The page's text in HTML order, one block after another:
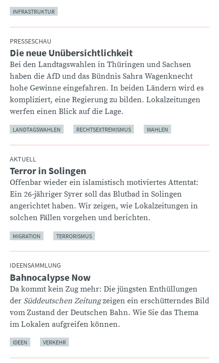
INFRASTRUKTUR
PRESSESCHAU
:Die neue Unübersichtlichkeit
Bei den Landtagswahlen in Thüringen und Sachsen
haben die AfD und das Bündnis Sahra Wagenknecht
hohe Gewinne eingefahren. In beiden Ländern wird es
kompliziert, eine Regierung zu bilden. Lokalzeitungen
werfen einen Blick auf die Lage.
LANDTAGSWAHLEN RECHTSEXTREMISMUS WAHLEN
AKTUELL
:Terror in Solingen
Offenbar wieder ein islamistisch motiviertes Attentat:
Ein 26-jähriger Syrer soll das Blutbad in Solingen
angerichtet haben. Wir zeigen, wie Lokalzeitungen in
solchen Fällen vorgehen und berichten.
MIGRATION TERRORISMUS
IDEENSAMMLUNG
:Bahnocalypse Now
Da kommt kein Zug mehr: Die jüngsten Enthüllungen
der Süddeutschen Zeitungzeigen ein erschütterndes Bild
vom Zustand der Deutschen Bahn. Wie Sie das Thema
im Lokalen aufgreifen können.
IDEEN VERKEHR